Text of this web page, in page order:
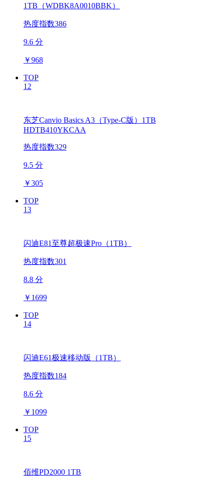
1TB（WDBK8A0010BBK）
热度指数386
9.6 分
￥968
TOP
12
东芝Canvio Basics A3（Type-C版）1TB
HDTB410YKCAA
热度指数329
9.5 分
￥305
TOP
13
闪迪E81至尊超极速Pro（1TB）
热度指数301
8.8 分
￥ 1699
TOP
14
闪迪E61极速移动版（1TB）
热度指数184
8.6 分
￥ 1099
TOP
15
佰维PD2000 1TB